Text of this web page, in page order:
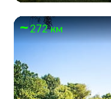
272 км